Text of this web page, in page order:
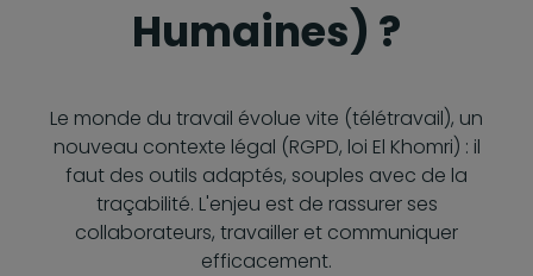
Humaines) ?
Le monde du travail évolue vite (télétravail), un
nouveau contexte légal (RGPD, loi El Khomri) : il
faut des outils adaptés, souples avec de la
traçabilité. L'enjeu est de rassurer ses
collaborateurs, travailler et communiquer
efficacement.